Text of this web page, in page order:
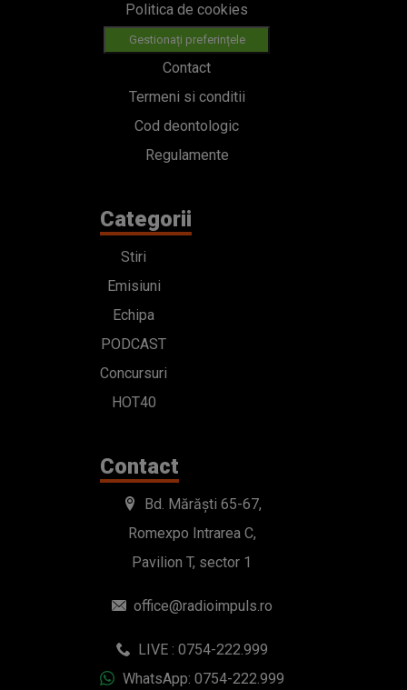
Politica de cookies
Gestionați preferințele
Contact
Termeni si conditii
Cod deontologic
Regulamente
Categorii
Stiri
Emisiuni
Echipa
PODCAST
Concursuri
HOT40
Contact
Bd. Mărăști 65-67,
Romexpo Intrarea C,
Pavilion T, sector 1
office@radioimpuls.ro
LIVE : 0754-222.999
WhatsApp: 0754-222.999